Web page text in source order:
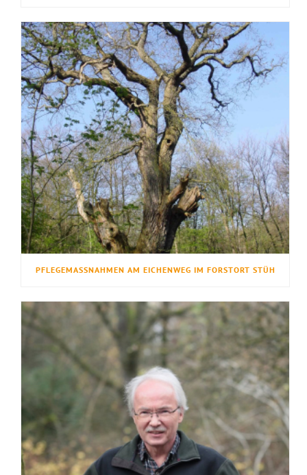
PFLEGEMASSNAHMEN AM EICHENWEG IM FORSTORT STÜH